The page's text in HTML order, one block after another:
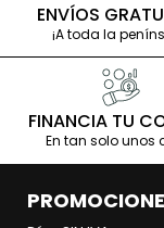
ENVÍOS
¡A toda la
FINANCIA TU
En tan solo unos